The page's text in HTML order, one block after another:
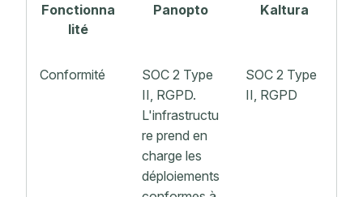
Fonctionna
lité
Panopto Kaltura
Conformité
SOC 2 Type
II, RGPD.
L'infrastructu
re prend en
charge les
déploiements
SOC 2 Type
II, RGPD